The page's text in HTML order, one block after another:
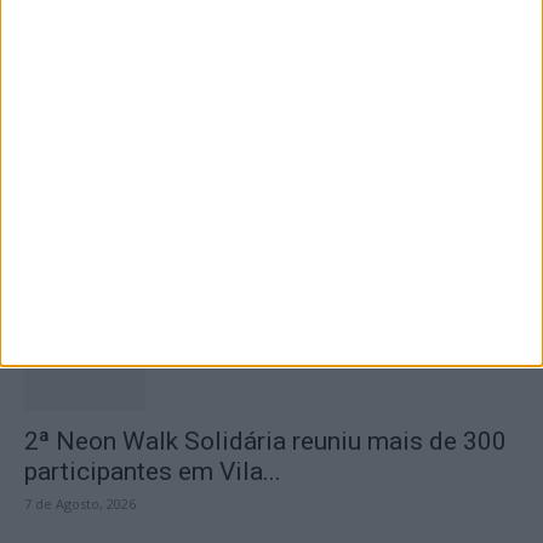
2ª Neon Walk Solidária reuniu mais de 300
participantes em Vila...
7 de Agosto, 2026